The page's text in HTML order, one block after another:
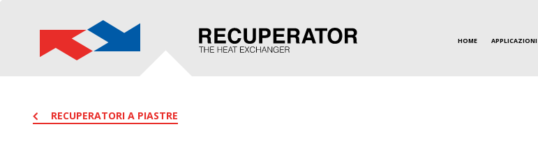
HOME APPLICAZIONI
RECUPERATORI A PIASTRE